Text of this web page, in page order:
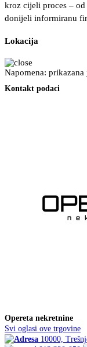
kroz cijeli proces –
donijeli informiranu
Lokacija
Napomena:
Kontakt podaci
Opereta nekretnine
Svi oglasi ove trgovine
10000,